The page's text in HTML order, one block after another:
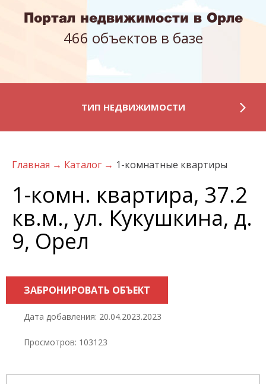
Портал недвижимости в Орле
466 объектов в базе
ТИП НЕДВИЖИМОСТИ
Главная → Каталог → 1-комнатные квартиры
1-комн. квартира, 37.2
кв.м., ул. Кукушкина, д.
9, Орел
ЗАБРОНИРОВАТЬ ОБЪЕКТ
Дата добавления: 20.04.2023.2023
Просмотров: 103123